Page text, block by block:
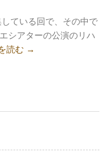
ている回で、その中で
シアターの公演のリハ
読む →